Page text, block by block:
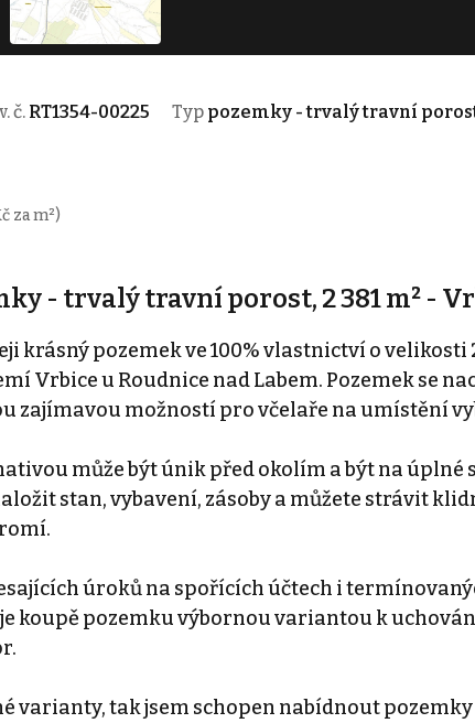
č. RT1354-00225 Typ pozemky - trvalý travní
za m²)
- trvalý travní porost, 2 381 m² -
krásný pozemek ve 100% vlastnictví o velikosti
Vrbice u Roudnice nad Labem. Pozemek se
zajímavou možností pro včelaře na umístění
může být únik před okolím a být na úplné
stan, vybavení, zásoby a můžete strávit
úroků na spořících účtech i
koupě pozemku výbornou variantou k
varianty, tak jsem schopen nabídnout